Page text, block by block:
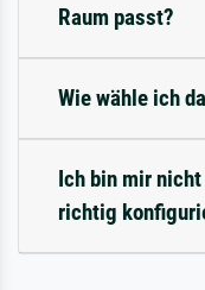
Raum passt?
Wie wähle ich
Ich bin mir
richtig